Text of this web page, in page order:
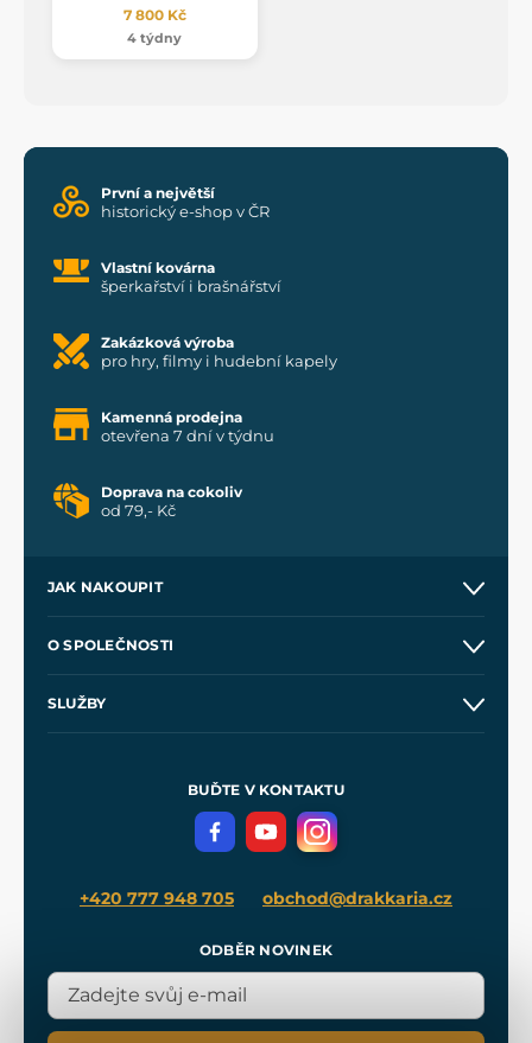
7 800 Kč
4 týdny
První a největší
historický e-shop v ČR
Vlastní kovárna
šperkařství i brašnářství
Zakázková výroba
pro hry, filmy i hudební kapely
Kamenná prodejna
otevřena 7 dní v týdnu
Doprava na cokoliv
od 79,- Kč
JAK NAKOUPIT
Velkoobchod
O SPOLEČNOSTI
SLUŽBY
Meče pro Kingdom Come
BUĎTE V KONTAKTU
+420 777 948 705 obchod@drakkaria.cz
ODBĚR NOVINEK